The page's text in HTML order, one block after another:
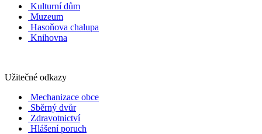
Kulturní dům
Muzeum
Hasoňova chalupa
Knihovna
Užitečné odkazy
Mechanizace obce
Sběrný dvůr
Zdravotnictví
Hlášení poruch